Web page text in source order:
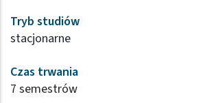
Tryb studiów
stacjonarne
Czas trwania
7 semestrów